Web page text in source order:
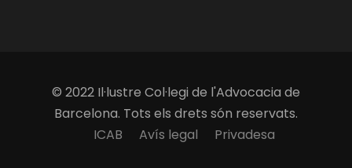
© 2022 Il·lustre Col·legi de l'Advocacia de
Barcelona. Tots els drets són reservats.
ICAB
Avís legal Privadesa